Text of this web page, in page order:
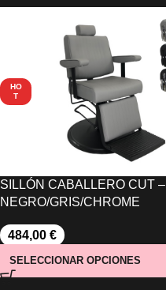
HO
T
SILLÓN CABALLERO CUT –
NEGRO/GRIS/CHROME
484,00 €
SELECCIONAR OPCIONES